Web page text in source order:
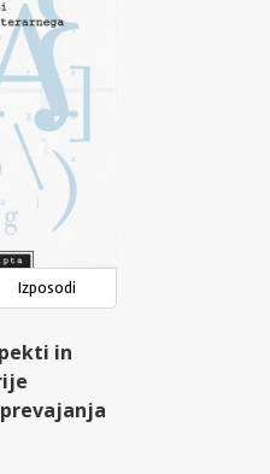
Izposodi
in